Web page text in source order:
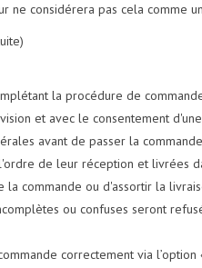
ne considérera pas cela comme
la procédure de
et avec le consentement
avant de passer la
de leur réception et livrées
commande ou d'assortir la
ou confuses seront
correctement via